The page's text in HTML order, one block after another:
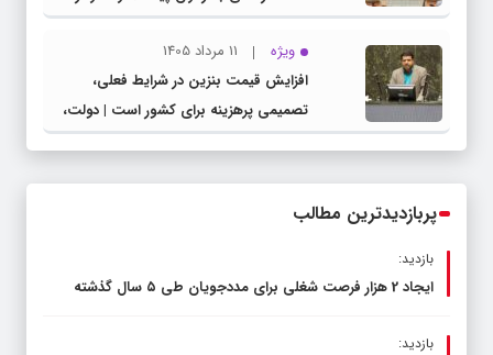
شهرستان چناران
ویژه
11 مرداد 1405
افزایش قیمت بنزین در شرایط فعلی،
تصمیمی پرهزینه برای کشور است | دولت،
قاچاق سوخت و عوامل اصلی ناترازی را
پربازدیدترین مطالب
بازدید:
ایجاد 2 هزار فرصت شغلی برای مددجویان طی ۵ سال گذشته
بازدید: